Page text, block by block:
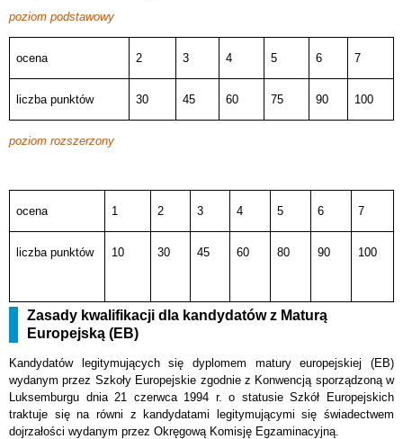
poziom podstawowy
ocena 2 3 4 5 6 7
liczba punktów 30 45 60 75 90 100
poziom rozszerzony
ocena 1 2 3 4 5 6 7
liczba punktów 10 30 45 60 80 90 100
Zasady kwalifikacji dla kandydatów z Maturą
Europejską (EB)
Kandydatów legitymujących się dyplomem matury europejskiej (EB)
wydanym przez Szkoły Europejskie zgodnie z Konwencją sporządzoną w
Luksemburgu dnia 21 czerwca 1994 r. o statusie Szkół Europejskich
traktuje się na równi z kandydatami legitymującymi się świadectwem
dojrzałości wydanym przez Okręgową Komisję Egzaminacyjną.